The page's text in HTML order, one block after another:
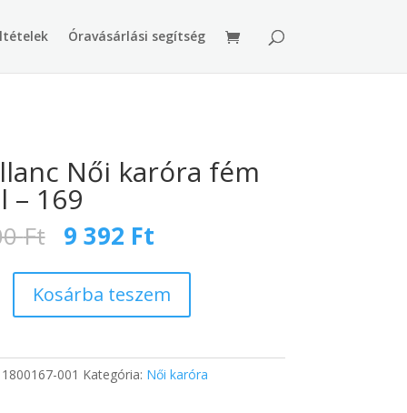
Óravásárlási segítség
Női karóra fém
– 169
Ft Original
price
was:
15
400 Ft.
9 392 Ft
is:
9
392 Ft.
Kosárba teszem
1800167-001 Kategória: Női karóra